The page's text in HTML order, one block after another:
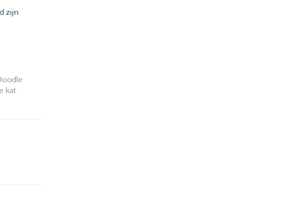
er
zijn
kat ·